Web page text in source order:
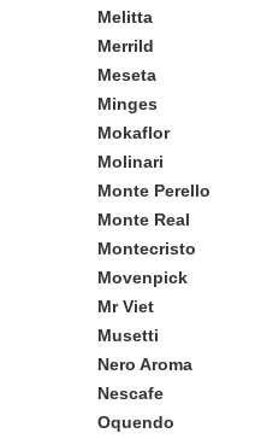
Melitta
Merrild
Meseta
Minges
Mokaflor
Molinari
Monte Perello
Monte Real
Montecristo
Movenpick
Mr Viet
Musetti
Nero Aroma
Nescafe
Oquendo